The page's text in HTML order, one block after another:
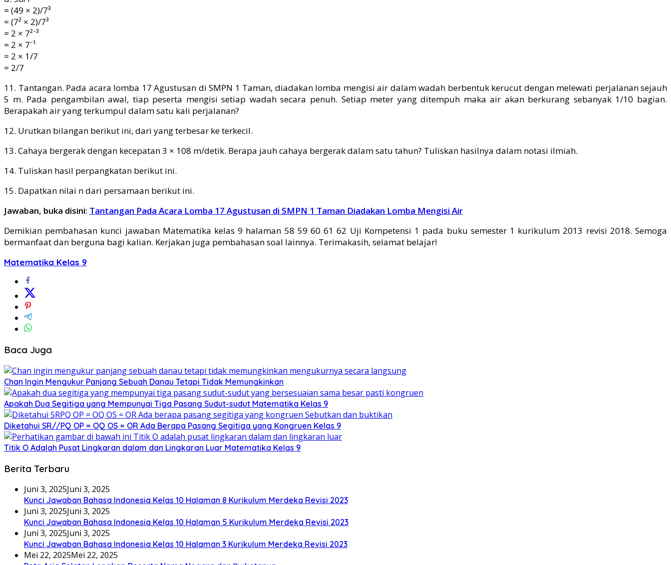
= (49 × 2)/7³
= (7² × 2)/7³
= 2 × 7²⁻³
= 2 × 7⁻¹
= 2 × 1/7
= 2/7
11. Tantangan. Pada acara lomba 17 Agustusan di SMPN 1 Taman, diadakan lomba mengisi air dalam wadah berbentuk kerucut dengan melewati perjalanan sejauh
5 m. Pada pengambilan awal, tiap peserta mengisi setiap wadah secara penuh. Setiap meter yang ditempuh maka air akan berkurang sebanyak 1/10 bagian.
Berapakah air yang terkumpul dalam satu kali perjalanan?
12. Urutkan bilangan berikut ini, dari yang terbesar ke terkecil.
13. Cahaya bergerak dengan kecepatan 3 × 108 m/detik. Berapa jauh cahaya bergerak dalam satu tahun? Tuliskan hasilnya dalam notasi ilmiah.
14. Tuliskan hasil perpangkatan berikut ini.
15. Dapatkan nilai n dari persamaan berikut ini.
Jawaban, buka disini: Tantangan Pada Acara Lomba 17 Agustusan di SMPN 1 Taman Diadakan Lomba Mengisi Air
Demikian pembahasan kunci jawaban Matematika kelas 9 halaman 58 59 60 61 62 Uji Kompetensi 1 pada buku semester 1 kurikulum 2013 revisi 2018. Semoga
bermanfaat dan berguna bagi kalian. Kerjakan juga pembahasan soal lainnya. Terimakasih, selamat belajar!
Matematika Kelas 9
Baca Juga
Chan Ingin Mengukur Panjang Sebuah Danau Tetapi Tidak Memungkinkan
Apakah Dua Segitiga yang Mempunyai Tiga Pasang Sudut-sudut Matematika Kelas 9
Diketahui SR//PQ OP = OQ OS = OR Ada Berapa Pasang Segitiga yang Kongruen Kelas 9
Titik O Adalah Pusat Lingkaran dalam dan Lingkaran Luar Matematika Kelas 9
Berita Terbaru
Juni 3, 2025Juni 3, 2025
Kunci Jawaban Bahasa Indonesia Kelas 10 Halaman 8 Kurikulum Merdeka Revisi 2023
Juni 3, 2025Juni 3, 2025
Kunci Jawaban Bahasa Indonesia Kelas 10 Halaman 5 Kurikulum Merdeka Revisi 2023
Juni 3, 2025Juni 3, 2025
Kunci Jawaban Bahasa Indonesia Kelas 10 Halaman 3 Kurikulum Merdeka Revisi 2023
Mei 22, 2025Mei 22, 2025